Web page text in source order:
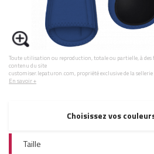
Toute utilisation ou reproduction, totale ou partielle, à des
contenu du site
customiser.lepaturon.com, propriété exclusive de la
En savoir +
Choisissez vos
Taille